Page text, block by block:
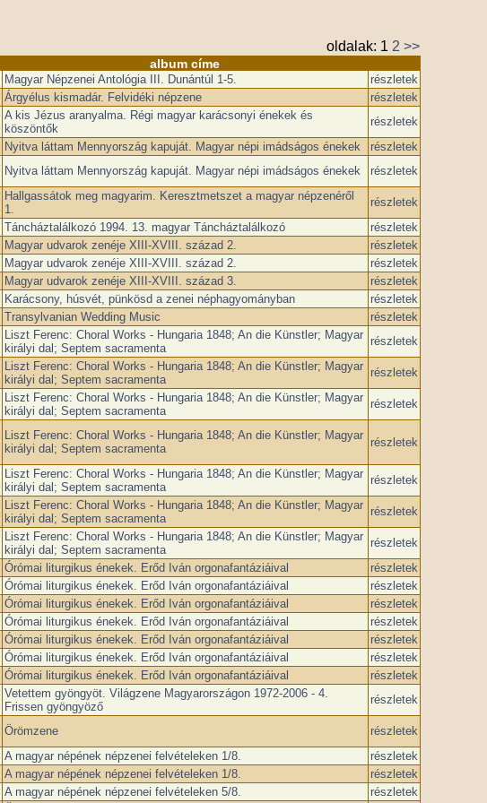
oldalak: 1 2 >>
album címe
Magyar Népzenei Antológia III. Dunántúl 1-5.
részletek
Árgyélus kismadár. Felvidéki népzene
részletek
A kis Jézus aranyalma. Régi magyar karácsonyi énekek és
köszöntők
részletek
Nyitva láttam Mennyország kapuját. Magyar népi imádságos énekek
részletek
Nyitva láttam Mennyország kapuját. Magyar népi imádságos énekek részletek
Hallgassátok meg magyarim. Keresztmetszet a magyar népzenéről
1.
részletek
Táncháztalálkozó ­1994. 13. magyar Táncháztalálkozó
részletek
Magyar udvarok zenéje XIII-XVIII. század 2.
részletek
Magyar udvarok zenéje XIII-XVIII. század 2.
részletek
Magyar udvarok zenéje XIII-XVIII. század 3.
részletek
Karácsony, húsvét, pünkösd a zenei néphagyományban
részletek
Transylvanian Wedding Music
részletek
Liszt Ferenc: Choral Works - Hungaria 1848; An die Künstler; Magyar
királyi dal; Septem sacramenta
részletek
Liszt Ferenc: Choral Works - Hungaria 1848; An die Künstler; Magyar
királyi dal; Septem sacramenta
részletek
Liszt Ferenc: Choral Works - Hungaria 1848; An die Künstler; Magyar
királyi dal; Septem sacramenta
részletek
Liszt Ferenc: Choral Works - Hungaria 1848; An die Künstler; Magyar
királyi dal; Septem sacramenta
részletek
Liszt Ferenc: Choral Works - Hungaria 1848; An die Künstler; Magyar
királyi dal; Septem sacramenta
részletek
Liszt Ferenc: Choral Works - Hungaria 1848; An die Künstler; Magyar
királyi dal; Septem sacramenta
részletek
Liszt Ferenc: Choral Works - Hungaria 1848; An die Künstler; Magyar
királyi dal; Septem sacramenta
részletek
Órómai liturgikus énekek. Erőd Iván orgonafantáziáival
részletek
Órómai liturgikus énekek. Erőd Iván orgonafantáziáival
részletek
Órómai liturgikus énekek. Erőd Iván orgonafantáziáival
részletek
Órómai liturgikus énekek. Erőd Iván orgonafantáziáival
részletek
Órómai liturgikus énekek. Erőd Iván orgonafantáziáival
részletek
Órómai liturgikus énekek. Erőd Iván orgonafantáziáival
részletek
Órómai liturgikus énekek. Erőd Iván orgonafantáziáival
részletek
Vetettem gyöngyöt. Világzene Magyarországon 1972-2006 - 4.
Frissen gyöngyöző
részletek
Örömzene
részletek
A magyar népének népzenei felvételeken 1/8.
részletek
A magyar népének népzenei felvételeken 1/8.
részletek
A magyar népének népzenei felvételeken 5/8. részletek